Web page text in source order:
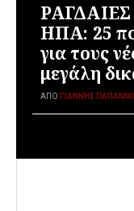
ΡΑΓΔΑΙΕΣ
ΗΠΑ: 25
για τους
μεγάλη
ΑΠΌ ΓΙΆΝΝΗΣ